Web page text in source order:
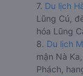
7. Du lịch
Lũng Cú,
hóa Lũng
8. Du lịch
mận Nà
Phách,